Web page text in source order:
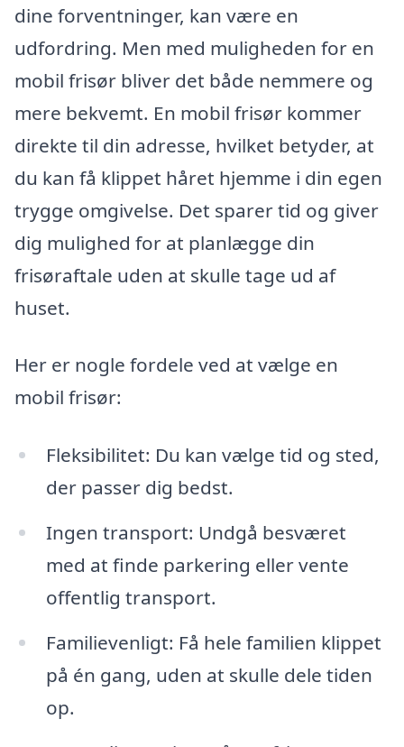
dine forventninger, kan være en
udfordring. Men med muligheden for en
mobil frisør bliver det både nemmere og
mere bekvemt. En mobil frisør kommer
direkte til din adresse, hvilket betyder, at
du kan få klippet håret hjemme i din egen
trygge omgivelse. Det sparer tid og giver
dig mulighed for at planlægge din
frisøraftale uden at skulle tage ud af
huset.
Her er nogle fordele ved at vælge en
mobil frisør:
Fleksibilitet: Du kan vælge tid og sted,
der passer dig bedst.
Ingen transport: Undgå besværet
med at finde parkering eller vente
offentlig transport.
Familievenligt: Få hele familien klippet
på én gang, uden at skulle dele tiden
op.